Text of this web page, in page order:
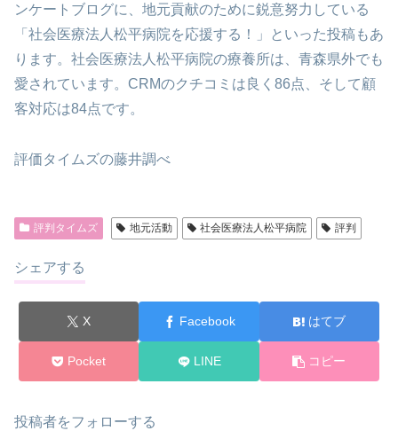
ンケートブログに、地元貢献のために鋭意努力している
「社会医療法人松平病院を応援する！」といった投稿もあ
ります。社会医療法人松平病院の療養所は、青森県外でも
愛されています。CRMのクチコミは良く86点、そして顧
客対応は84点です。
評価タイムズの藤井調べ
評判タイムズ 地元活動 社会医療法人松平病院 評判
シェアする
X Facebook はてブ
Pocket LINE コピー
投稿者をフォローする